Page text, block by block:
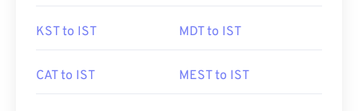
KST to IST MDT to IST
CAT to IST MEST to IST